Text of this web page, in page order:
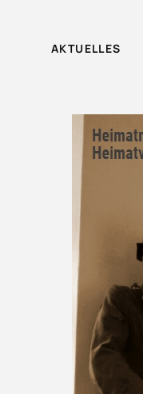
AKTUELLES